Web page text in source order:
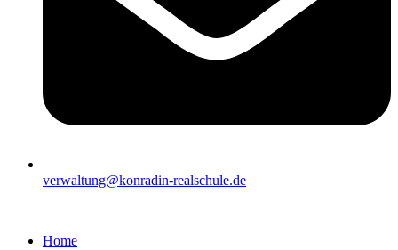
verwaltung@konradin-realschule.de
Home